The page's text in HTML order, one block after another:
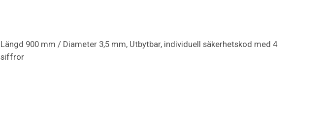
Längd 900 mm / Diameter 3,5 mm, Utbytbar, individuell säkerhetskod med 4
siffror